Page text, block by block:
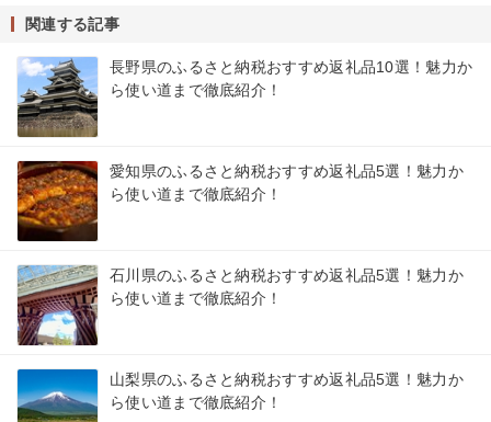
関連する記事
長野県のふるさと納税おすすめ返礼品10選！魅力か
ら使い道まで徹底紹介！
愛知県のふるさと納税おすすめ返礼品5選！魅力か
ら使い道まで徹底紹介！
石川県のふるさと納税おすすめ返礼品5選！魅力か
ら使い道まで徹底紹介！
山梨県のふるさと納税おすすめ返礼品5選！魅力か
ら使い道まで徹底紹介！